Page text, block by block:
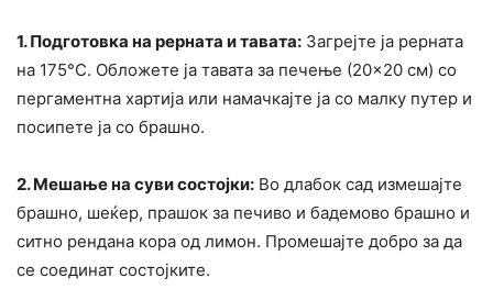
1. Подготовка на рерната и тавата: Загрејте ја рерната
на 175°C. Обложете ја тавата за печење (20×20 см) со
пергаментна хартија или намачкајте ја со малку путер и
посипете ја со брашно.
2. Мешање на суви состојки: Во длабок сад измешајте
брашно, шеќер, прашок за печиво и бадемово брашно и
ситно рендана кора од лимон. Промешајте добро за да
се соединат состојките.